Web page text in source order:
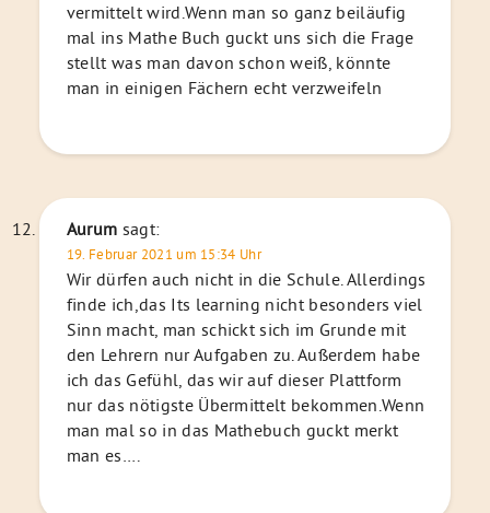
vermittelt wird.Wenn man so ganz beiläufig
mal ins Mathe Buch guckt uns sich die Frage
stellt was man davon schon weiß, könnte
man in einigen Fächern echt verzweifeln
Aurum sagt:
19. Februar 2021 um 15:34 Uhr
Wir dürfen auch nicht in die Schule. Allerdings
finde ich,das Its learning nicht besonders viel
Sinn macht, man schickt sich im Grunde mit
den Lehrern nur Aufgaben zu. Außerdem habe
ich das Gefühl, das wir auf dieser Plattform
nur das nötigste Übermittelt bekommen.Wenn
man mal so in das Mathebuch guckt merkt
man es….